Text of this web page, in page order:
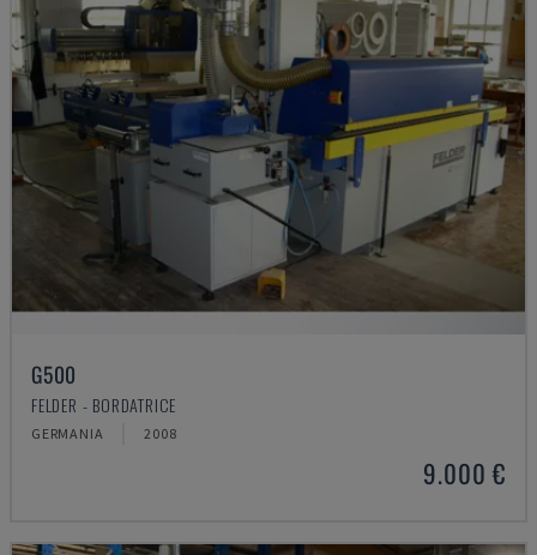
G500
FELDER - BORDATRICE
GERMANIA 2008
9.000 €